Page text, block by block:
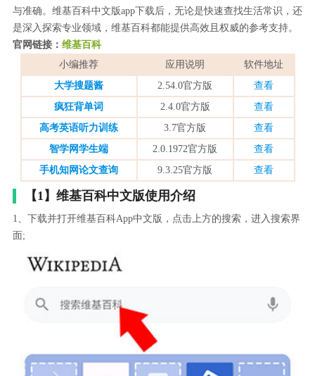
与准确。维基百科中文版app下载后，无论是快速查找生活常识，还
是深入探索专业领域，维基百科都能提供高效且权威的参考支持。
官网链接： 维基百科
小编推荐
应用说明
软件地址
大学搜题酱
2.54.0官方版
查看
疯狂背单词
2.4.0官方版
查看
高考英语听力训练
3.7官方版
查看
智学网学生端
2.0.1972官方版
查看
手机知网论文查询
9.3.25官方版 查看
【1】维基百科中文版使用介绍
1、下载并打开维基百科App中文版，点击上方的搜索，进入搜索界
面;